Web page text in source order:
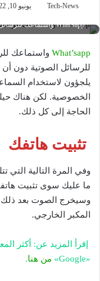
Tech-News يونيو 10, 2022
What'sapp واستماعك للرسائل الصوتية
What’sapp واستماعك
للرسائل الصوتية دون أن
يلجؤون لاستخدام
الخصوصية. لكن هناك
الحاجة إلى كل ذلك.
تثبيت هاتفك
وفي المرة التالية التي
ما عليك سوى تثبيت
وسيخرج الصوت بعد ذلك
المكبر الخارجي.
إقرأ المزيد عن: أكثر
«Google»
من هنا.